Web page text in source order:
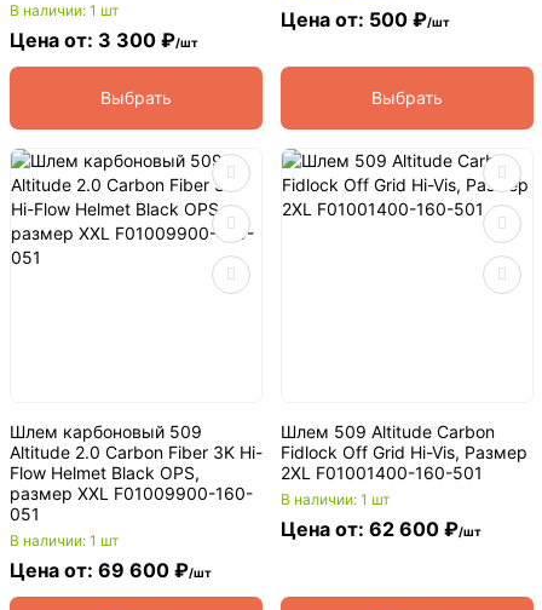
В наличии: 1 шт
Цена от: 3 300 ₽/шт
Выбрать
Цена от: 500 ₽/шт
Выбрать
Шлем карбоновый 509
Altitude 2.0 Carbon Fiber 3K Hi-
Flow Helmet Black OPS,
размер XXL F01009900-160-
051
В наличии: 1 шт
Цена от: 69 600 ₽/шт
Шлем 509 Altitude Carbon
Fidlock Off Grid Hi-Vis, Размер
2XL F01001400-160-501
В наличии: 1 шт
Цена от: 62 600 ₽/шт